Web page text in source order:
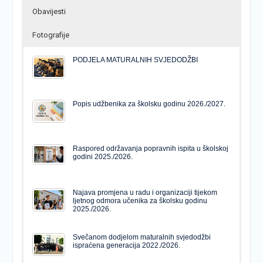
Obavijesti
Fotografije
PODJELA MATURALNIH SVJEDODŽBI
Popis udžbenika za školsku godinu 2026./2027.
Raspored održavanja popravnih ispita u školskoj
godini 2025./2026.
Najava promjena u radu i organizaciji tijekom
ljetnog odmora učenika za školsku godinu
2025./2026.
Svečanom dodjelom maturalnih svjedodžbi
ispraćena generacija 2022./2026.